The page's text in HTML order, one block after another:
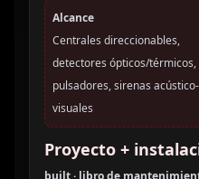
Alcance
Centrales direccionables,
detectores ópticos/térmicos,
pulsadores, sirenas acústico-
visuales
Proyecto +
built · libro de